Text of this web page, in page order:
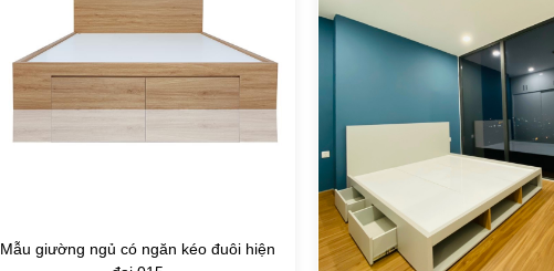
Mẫu giường ngủ có ngăn kéo đuôi hiện